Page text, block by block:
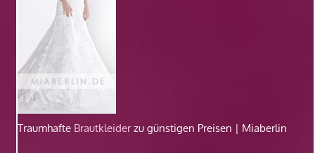
Traumhafte Brautkleiderzu günstigen Preisen | Miaberlin